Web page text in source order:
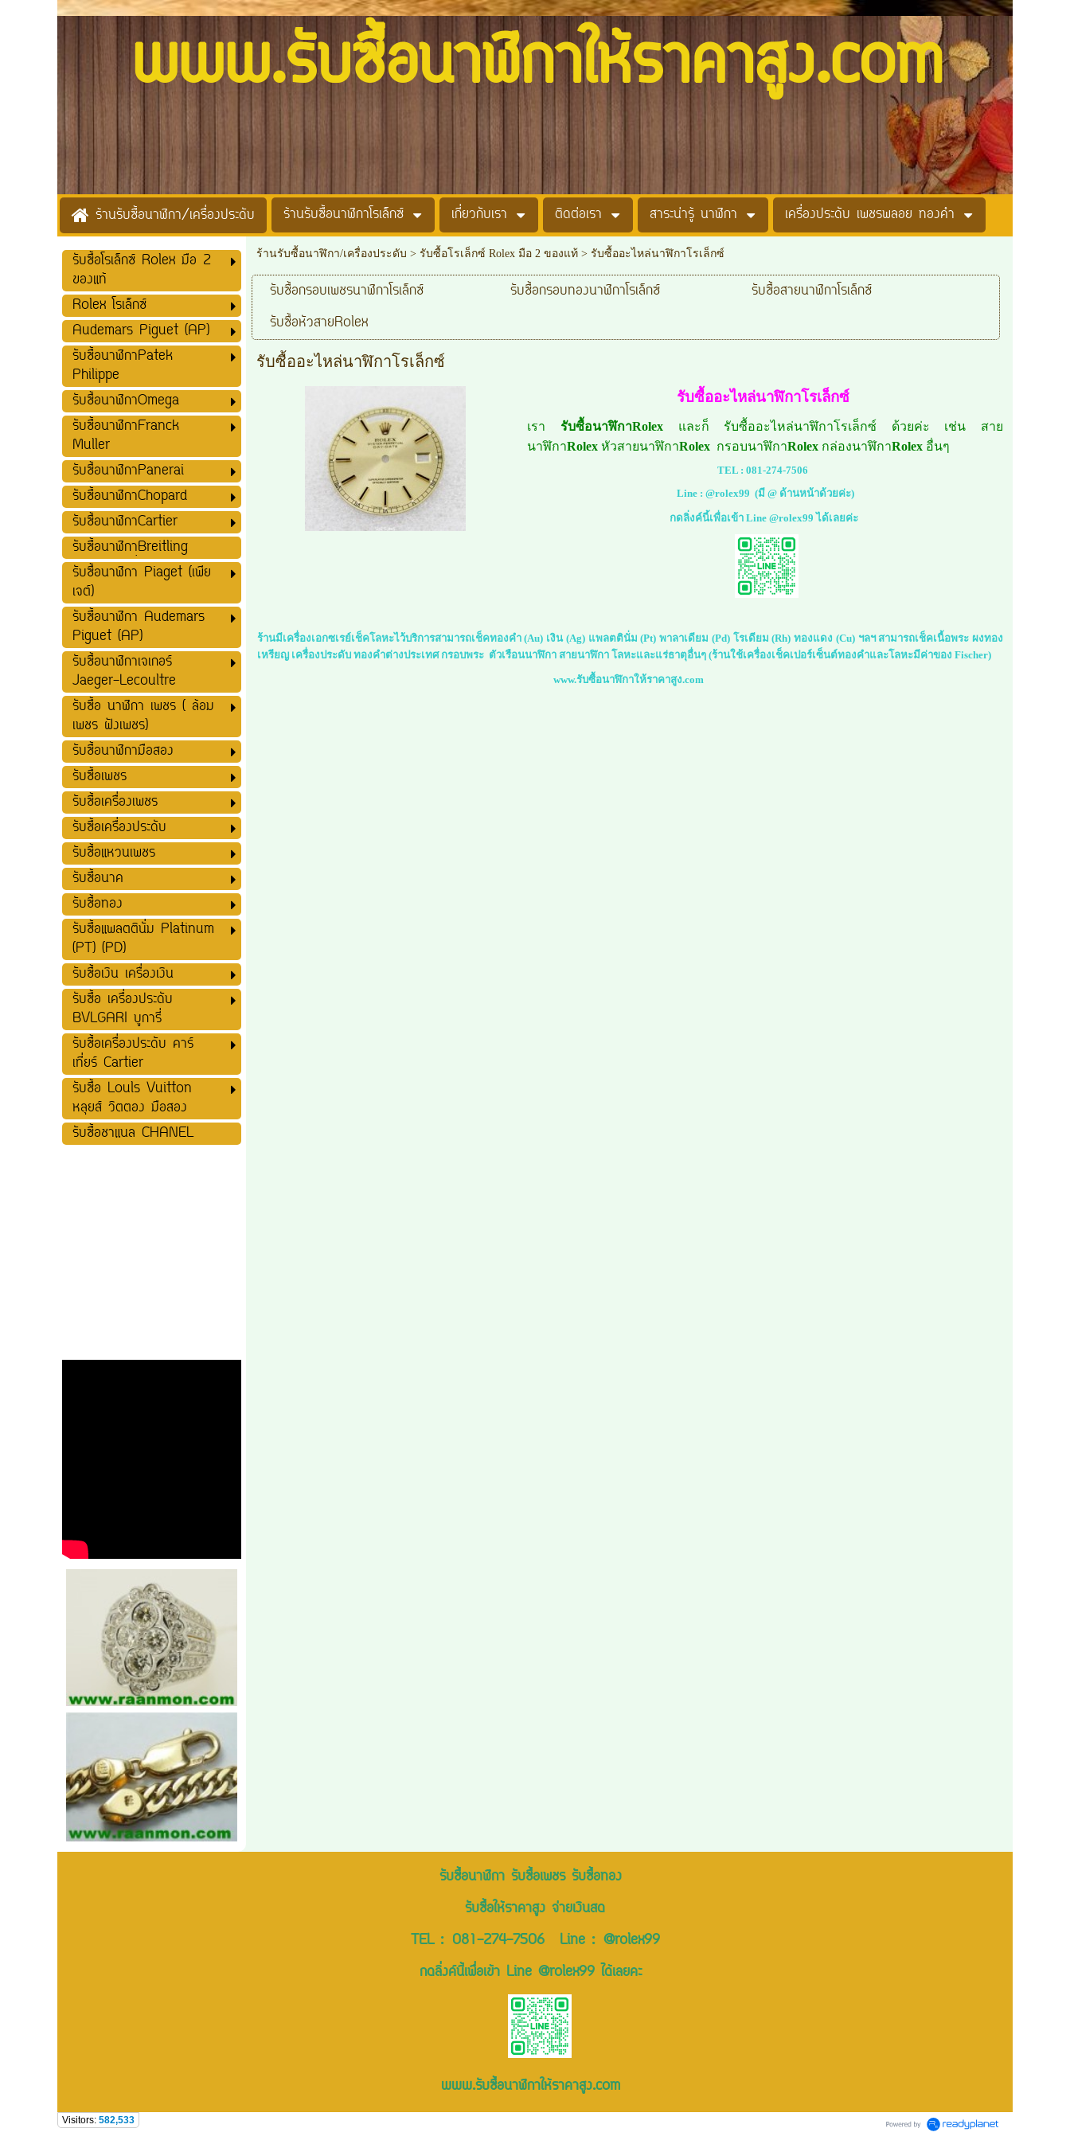
www.รับซื้อนาฬิกาให้ราคาสูง.com
ร้านรับซื้อนาฬิกา/เครื่องประดับ ร้านรับซื้อนาฬิกาโรเล็กซ์ เกี่ยวกับเรา ติดต่อเรา สาระน่ารู้ นาฬิกา เครื่องประดับ เพชรพลอย ทองคำ
รับซื้อโรเล็กซ์ Rolex มือ 2
ของแท้
Rolex โรเล็กซ์
Audemars Piguet (AP)
รับซื้อนาฬิกาPatek
Philippe
รับซื้อนาฬิกาOmega
รับซื้อนาฬิกาFranck
Muller
รับซื้อนาฬิกาPanerai
รับซื้อนาฬิกาChopard
รับซื้อนาฬิกาCartier
รับซื้อนาฬิกาฺฺBreitling
รับซื้อนาฬิกา Piaget (เพีย
เจต์)
รับซื้อนาฬิกา Audemars
Piguet (AP)
รับซื้อนาฬิกาเจเกอร์
Jaeger-Lecoultre
รับซื้อ นาฬิกา เพชร ( ล้อม
เพชร ฝังเพชร)
รับซื้อนาฬิกามือสอง
รับซื้อเพชร
รับซื้อเครื่องเพชร
รับซื้อเครื่องประดับ
รับซื้อแหวนเพชร
รับซื้อนาค
รับซื้อทอง
รับซื้อแพลตตินั่ม Platinum
(PT) (PD)
รับซื้อเงิน เครื่องเงิน
รับซื้อ เครื่องประดับ
BVLGARI บูการี่
รับซื้อเครื่องประดับ คาร์
เที่ยร์ Cartier
รับซื้อ Louls Vuitton
หลุยส์ วิตตอง มือสอง
รับซื้อชาแนล CHANEL
ร้านรับซื้อนาฬิกา/เครื่องประดับ > รับซื้อโรเล็กซ์ Rolex มือ 2 ของแท้> รับซื้ออะไหล่นาฬิกาโรเล็กซ์
รับซื้อกรอบเพชรนาฬิกาโรเล็กซ์ รับซื้อกรอบทองนาฬิกาโรเล็กซ์
รับซื้อสายนาฬิกาโรเล็กซ์
รับซื้อหัวสายRolex
รับซื้ออะไหล่นาฬิกาโรเล็กซ์
รับซื้ออะไหล่นาฬิกาโรเล็กซ์
เรา รับซื้อนาฬิกาRolex และก็ รับซื้ออะไหล่นาฬิกาโรเล็กซ์ ด้วยค่ะ เช่น สาย
นาฬิกาRolex หัวสายนาฬิกาRolex กรอบนาฬิกาRolex กล่องนาฬิกาRolex อื่นๆ
TEL : 081-274-7506
Line : @rolex99 (มี @ ด้านหน้าด้วยค่ะ)
กดลิ่งค์นี้เพื่อเข้า Line @rolex99 ได้เลยค่ะ
ร้านมีเครื่องเอกซเรย์เช็คโลหะไว้บริการสามารถเช็คทองคำ (Au) เงิน (Ag) แพลตตินั่ม (Pt) พาลาเดียม (Pd) โรเดียม (Rh) ทองแดง (Cu) ฯลฯ สามารถเช็คเนื้อพระ ผงทอง
เหรียญ เครื่องประดับ ทองคำต่างประเทศ กรอบพระ ตัวเรือนนาฬิกา สายนาฬิกา โลหะและแร่ธาตุอื่นๆ (ร้านใช้เครื่องเช็คเปอร์เซ็นต์ทองคำและโลหะมีค่าของ Fischer)
www.รับซื้อนาฬิกาให้ราคาสูง.com
รับซื้อนาฬิกา รับซื้อเพชร รับซื้อทอง
รับซื้อให้ราคาสูง จ่ายเงินสด
TEL : 081-274-7506Line : @rolex99
กดลิ่งค์นี้เพื่อเข้า Line @rolex99 ได้เลยคะ
www.รับซื้อนาฬิกาให้ราคาสูง.com
Visitors: 582,533